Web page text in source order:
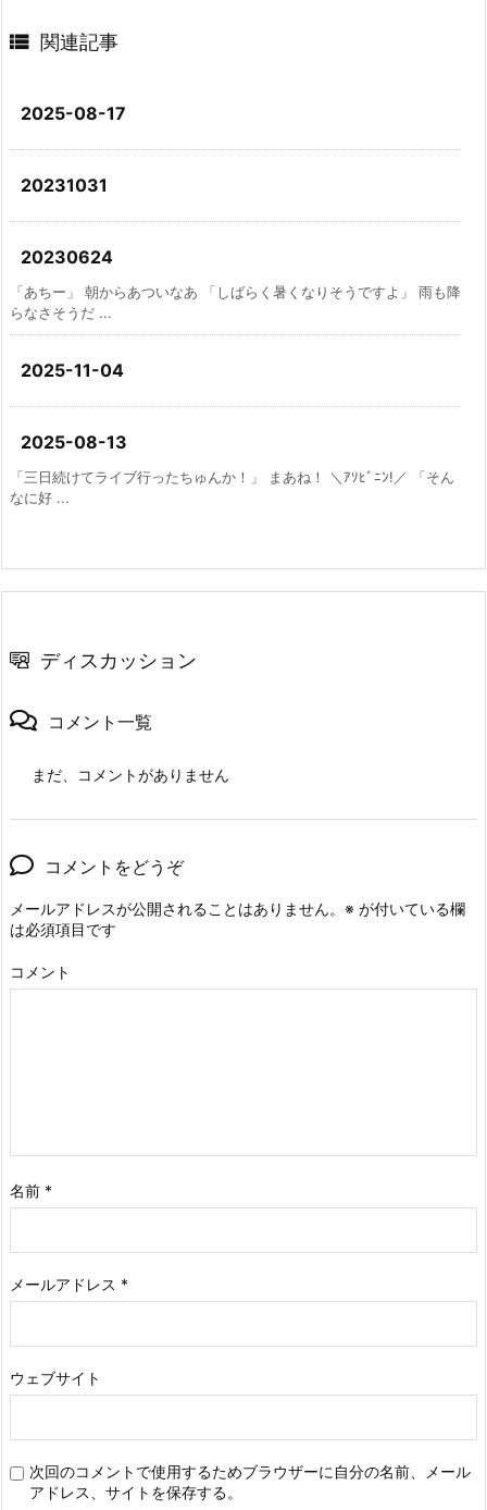
 関連記事
2025-08-17
20231031
20230624
「あちー」 朝からあついなあ 「しばらく暑くなりそうですよ」 雨も降
らなさそうだ ...
2025-11-04
2025-08-13
「三日続けてライブ行ったちゅんか！」 まあね！ ＼ｱｿﾋﾞﾆﾝ!／ 「そん
なに好 ...
ディスカッション
コメント一覧
まだ、コメントがありません
コメントをどうぞ
メールアドレスが公開されることはありません。 ※ が付いている欄
は必須項目です
コメント
名前 *
メールアドレス *
ウェブサイト
次回のコメントで使用するためブラウザーに自分の名前、メール
アドレス、サイトを保存する。